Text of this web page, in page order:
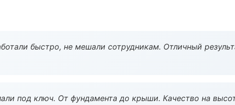
быстро, не мешали сотрудникам. Отличный
под ключ. От фундамента до крыши. Качество на